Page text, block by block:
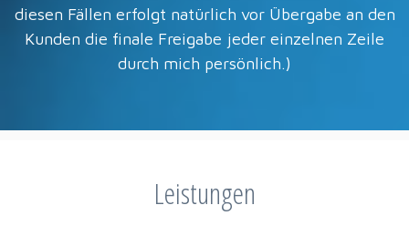
diesen Fällen erfolgt natürlich vor Übergabe an den
Kunden die finale Freigabe jeder einzelnen Zeile
durch mich persönlich.)
Leistungen